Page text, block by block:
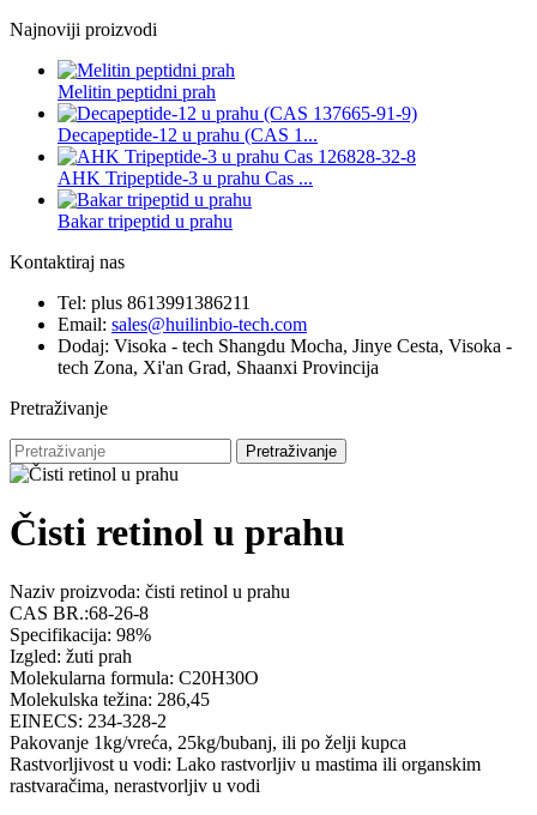
Najnoviji proizvodi
Melitin peptidni prah
Decapeptide-12 u prahu (CAS 1...
AHK Tripeptide-3 u prahu Cas ...
Bakar tripeptid u prahu
Kontaktiraj nas
Tel: plus 8613991386211
Email: sales@huilinbio-tech.com
Dodaj: Visoka - tech Shangdu Mocha, Jinye Cesta, Visoka -
tech Zona, Xi'an Grad, Shaanxi Provincija
Pretraživanje
Pretraživanje
Čisti retinol u prahu
Naziv proizvoda: čisti retinol u prahu
CAS BR.:68-26-8
Specifikacija: 98%
Izgled: žuti prah
Molekularna formula: C20H30O
Molekulska težina: 286,45
EINECS: 234-328-2
Pakovanje 1kg/vreća, 25kg/bubanj, ili po želji kupca
Rastvorljivost u vodi: Lako rastvorljiv u mastima ili organskim
rastvaračima, nerastvorljiv u vodi